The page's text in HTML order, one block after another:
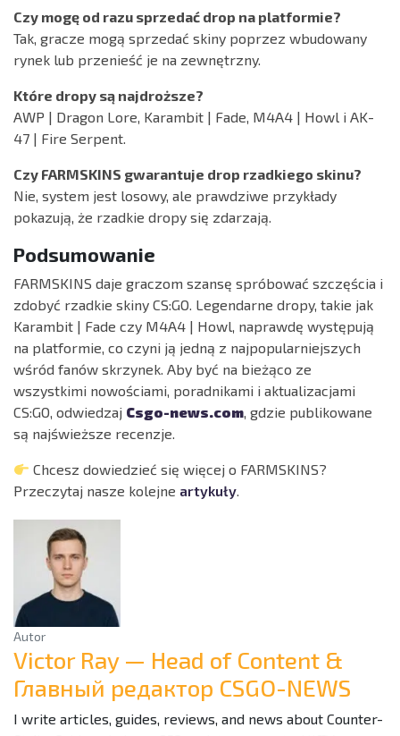
Czy mogę od razu sprzedać drop na platformie?
Tak, gracze mogą sprzedać skiny poprzez wbudowany
rynek lub przenieść je na zewnętrzny.
Które dropy są najdroższe?
AWP | Dragon Lore, Karambit | Fade, M4A4 | Howl i AK-
47 | Fire Serpent.
Czy FARMSKINS gwarantuje drop rzadkiego skinu?
Nie, system jest losowy, ale prawdziwe przykłady
pokazują, że rzadkie dropy się zdarzają.
Podsumowanie
FARMSKINS daje graczom szansę spróbować szczęścia i
zdobyć rzadkie skiny CS:GO. Legendarne dropy, takie jak
Karambit | Fade czy M4A4 | Howl, naprawdę występują
na platformie, co czyni ją jedną z najpopularniejszych
wśród fanów skrzynek. Aby być na bieżąco ze
wszystkimi nowościami, poradnikami i aktualizacjami
CS:GO, odwiedzaj Csgo-news.com, gdzie publikowane
są najświeższe recenzje.
Chcesz dowiedzieć się więcej o FARMSKINS?
Przeczytaj nasze kolejne artykuły.
Autor
Victor Ray — Head of Content &
Главный редактор CSGO-NEWS
I write articles, guides, reviews, and news about Counter-